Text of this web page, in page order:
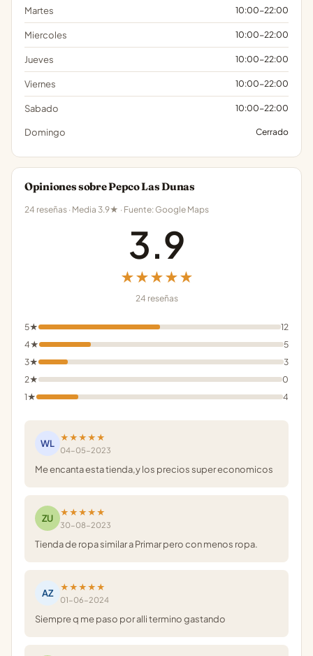
Martes 10:00-22:00
Miercoles 10:00-22:00
Jueves 10:00-22:00
Viernes 10:00-22:00
Sabado 10:00-22:00
Domingo Cerrado
Opiniones sobre Pepco Las Dunas
24 reseñas · Media 3.9★ · Fuente: Google Maps
3.9
★★★★★
24 reseñas
5★
12
4★
5
3★
3
2★
0
1★
4
WL
★★★★★
04-05-2023
Me encanta esta tienda,y los precios super economicos
ZU
★★★★★
30-08-2023
Tienda de ropa similar a Primar pero con menos ropa.
AZ
★★★★★
01-06-2024
Siempre q me paso por alli termino gastando